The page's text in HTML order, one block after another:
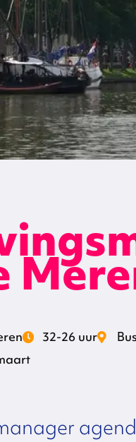
32-26 uur